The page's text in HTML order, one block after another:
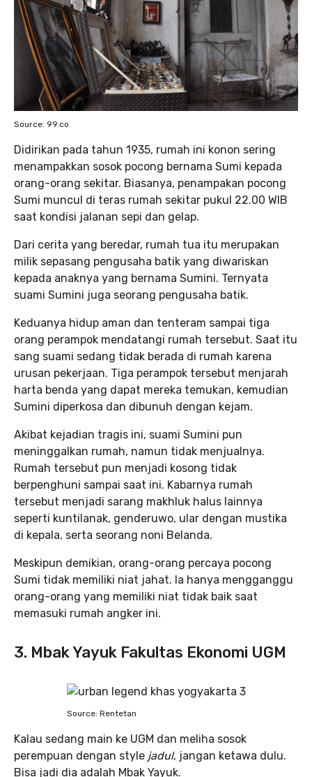
Source: 99.co
Didirikan pada tahun 1935, rumah ini konon sering
menampakkan sosok pocong bernama Sumi kepada
orang-orang sekitar. Biasanya, penampakan pocong
Sumi muncul di teras rumah sekitar pukul 22.00 WIB
saat kondisi jalanan sepi dan gelap.
Dari cerita yang beredar, rumah tua itu merupakan
milik sepasang pengusaha batik yang diwariskan
kepada anaknya yang bernama Sumini. Ternyata
suami Sumini juga seorang pengusaha batik.
Keduanya hidup aman dan tenteram sampai tiga
orang perampok mendatangi rumah tersebut. Saat itu
sang suami sedang tidak berada di rumah karena
urusan pekerjaan. Tiga perampok tersebut menjarah
harta benda yang dapat mereka temukan, kemudian
Sumini diperkosa dan dibunuh dengan kejam.
Akibat kejadian tragis ini, suami Sumini pun
meninggalkan rumah, namun tidak menjualnya.
Rumah tersebut pun menjadi kosong tidak
berpenghuni sampai saat ini. Kabarnya rumah
tersebut menjadi sarang makhluk halus lainnya
seperti kuntilanak, genderuwo, ular dengan mustika
di kepala, serta seorang noni Belanda.
Meskipun demikian, orang-orang percaya pocong
Sumi tidak memiliki niat jahat. Ia hanya mengganggu
orang-orang yang memiliki niat tidak baik saat
memasuki rumah angker ini.
3. Mbak Yayuk Fakultas Ekonomi UGM
Source: Rentetan
Kalau sedang main ke UGM dan meliha sosok
perempuan dengan style jadul, jangan ketawa dulu.
Bisa jadi dia adalah Mbak Yayuk.